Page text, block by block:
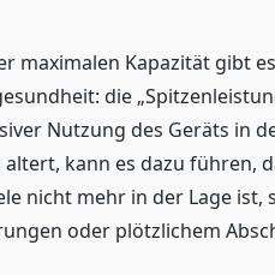
maximalen Kapazität gibt
die
Nutzung des Geräts in
altert, kann es dazu führen,
nicht mehr in der Lage
oder plötzlichem